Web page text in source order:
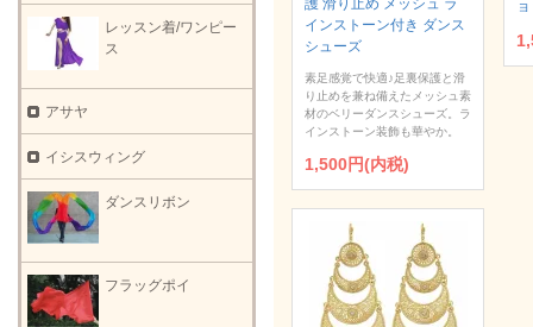
護 滑り止め メッシュ ラ
インストーン付き ダンス
シューズ
素足感覚で快適♪足裏保護と滑
り止めを兼ね備えたメッシュ素
材のベリーダンスシューズ。ラ
インストーン装飾も華やか。
1,500円(内税)
レッスン着/ワンピー
ス
アサヤ
イシスウィング
ダンスリボン
フラッグポイ